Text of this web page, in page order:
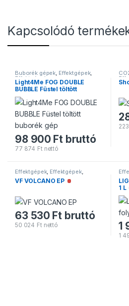
Kapcsolódó
Buborék gépek, Effektgépek,
Effektgépek
Light4Me FOG DOUBLE
BUBBLE Füstel töltött
buborék gép
Nincs raktáron
98 900 Ft bruttó
77 874 Ftnettó
Effektgépek, Effektgépek,
Füstgépek
VF VOLCANO EP Nincs raktáron
63 530 Ft bruttó
50 024 Ftnettó
1 L
1
1